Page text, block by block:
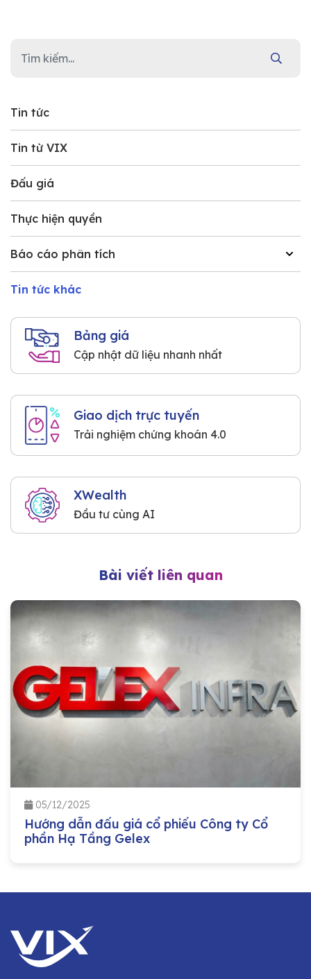
Tin tức
Tin từ VIX
Đấu giá
Thực hiện quyền
Báo cáo phân tích
Tin tức khác
Bảng giá
Cập nhật dữ liệu nhanh nhất
Giao dịch trực tuyến
Trải nghiệm chứng khoán 4.0
XWealth
Đầu tư cùng AI
Bài viết liên quan
05/12/2025
Hướng dẫn đấu giá cổ phiếu Công ty Cổ
phần Hạ Tầng Gelex